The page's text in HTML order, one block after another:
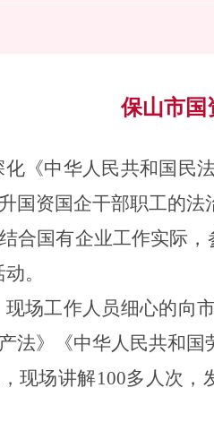
保山市国
化《中华人民共和国民
国资国企干部职工的法
结合国有企业工作实际 ，
动。
现场工作人员细心的向
法》
《中华人民共和
现场讲解100多人次，